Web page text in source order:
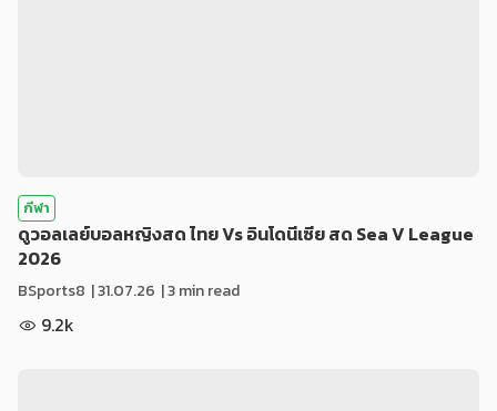
กีฬา
ดูวอลเลย์บอลหญิงสด ไทย Vs อินโดนีเซีย สด Sea V League
2026
BSports8 |31.07.26 | 3 min read
9.2k